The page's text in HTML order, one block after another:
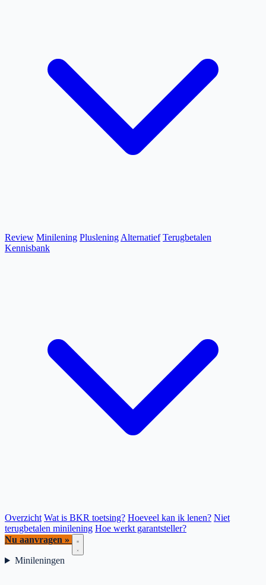
Review Minilening Pluslening Alternatief Terugbetalen
Kennisbank
Overzicht Wat is BKR toetsing? Hoeveel kan ik lenen? Niet
terugbetalen minilening Hoe werkt garantsteller?
Nu aanvragen »
Minileningen